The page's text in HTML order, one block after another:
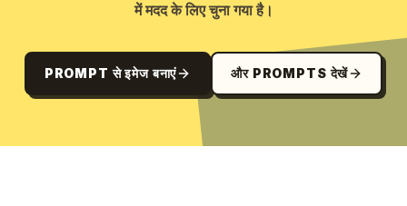
में मदद के लिए चुना गया है।
PROMPT से इमेज बनाएं और PROMPTS देखें